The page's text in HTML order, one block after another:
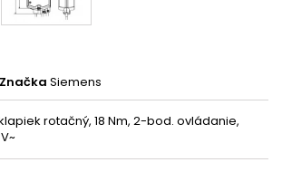
Značka Siemens
rotačný, 18 Nm, 2-bod. ovládanie,